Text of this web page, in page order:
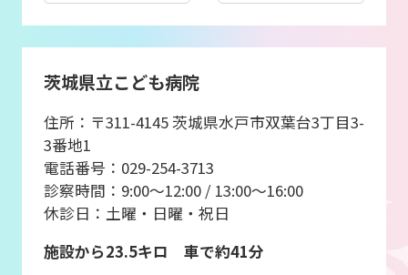
茨城県立こども病院
住所：〒311-4145 茨城県水戸市双葉台3丁目3-
3番地1
電話番号：029-254-3713
診察時間：9:00〜12:00 / 13:00〜16:00
休診日：土曜・日曜・祝日
施設から23.5キロ 車で約41分